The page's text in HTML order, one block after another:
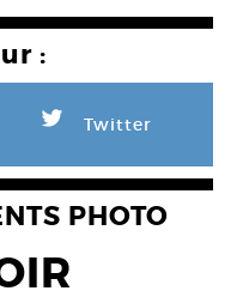
:
L Twitter
PHOTO